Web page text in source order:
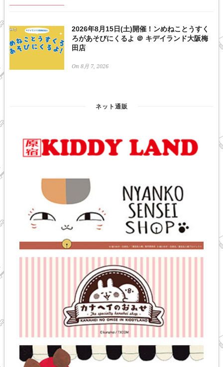
2026年8月15日(土)開催！ンめねことうすく
ろがあそびにくるよ ＠ キデイランド大阪梅
田店
On 8月 7, 2026
ネット通販